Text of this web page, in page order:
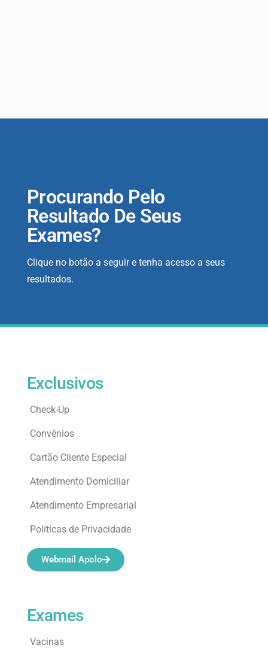
Procurando Pelo
Resultado De Seus
Exames?
Clique no botão a seguir e tenha acesso a seus
resultados.
Exames
Vacinas
Exclusivos
Check-Up
Convênios
Cartão Cliente Especial
Atendimento Domiciliar
Atendimento Empresarial
Políticas de Privacidade
Webmail Apolo